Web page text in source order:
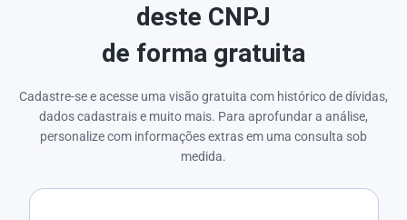
deste CNPJ
de forma gratuita
Cadastre-se e acesse uma visão gratuita com histórico de dívidas,
dados cadastrais e muito mais. Para aprofundar a análise,
personalize com informações extras em uma consulta sob
medida.